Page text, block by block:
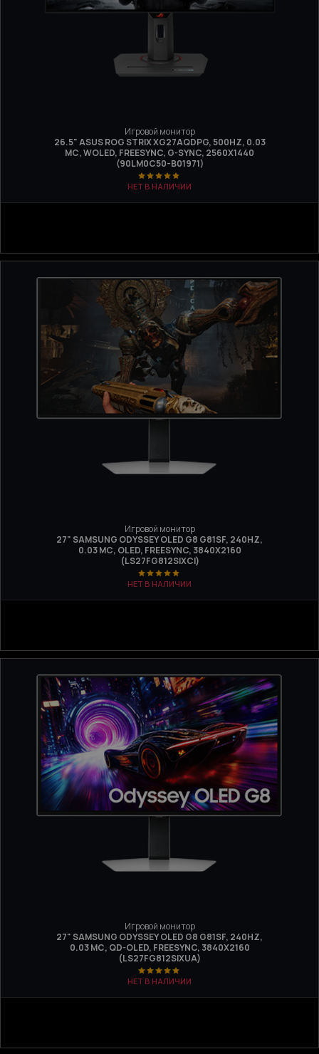
Игровой монитор
26.5" ASUS ROG STRIX XG27AQDPG, 500HZ, 0.03
МС, WOLED, FREESYNC, G-SYNC, 2560X1440
(90LM0C50-B01971)
НЕТ В НАЛИЧИИ
Игровой монитор
27" SAMSUNG ODYSSEY OLED G8 G81SF, 240HZ,
0.03 МС, OLED, FREESYNC, 3840Х2160
(LS27FG812SIXCI)
НЕТ В НАЛИЧИИ
Игровой монитор
27" SAMSUNG ODYSSEY OLED G8 G81SF, 240HZ,
0.03 МС, QD-OLED, FREESYNC, 3840Х2160
(LS27FG812SIXUA)
НЕТ В НАЛИЧИИ